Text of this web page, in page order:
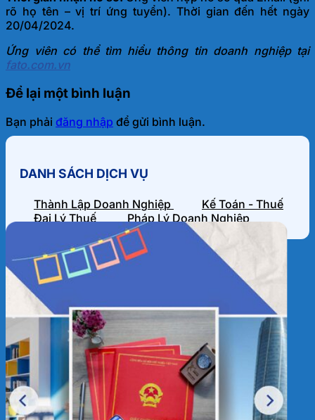
rõ họ tên – vị trí ứng tuyển). Thời gian đến hết ngày
20/04/2024.
Ứng viên có thể tìm hiểu thông tin doanh nghiệp tại
fato.com.vn
Để lại một bình luận
Bạn phải đăng nhập để gửi bình luận.
DANH SÁCH DỊCH VỤ
Thành Lập Doanh Nghiệp
Kế Toán - Thuế
Đại Lý Thuế
Pháp Lý Doanh Nghiệp
HỒ SƠ NĂNG LỰC